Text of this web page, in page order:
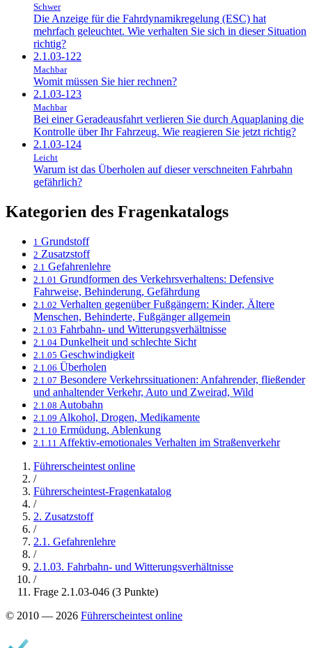
Schwer
Die Anzeige für die Fahrdynamikregelung (ESC) hat
mehrfach geleuchtet. Wie verhalten Sie sich in dieser Situation
richtig?
2.1.03-122
Machbar
Womit müssen Sie hier rechnen?
2.1.03-123
Machbar
Bei einer Geradeausfahrt verlieren Sie durch Aquaplaning die
Kontrolle über Ihr Fahrzeug. Wie reagieren Sie jetzt richtig?
2.1.03-124
Leicht
Warum ist das Überholen auf dieser verschneiten Fahrbahn
gefährlich?
Kategorien des Fragenkatalogs
1 Grundstoff
2 Zusatzstoff
2.1 Gefahrenlehre
2.1.01 Grundformen des Verkehrsverhaltens: Defensive
Fahrweise, Behinderung, Gefährdung
2.1.02 Verhalten gegenüber Fußgängern: Kinder, Ältere
Menschen, Behinderte, Fußgänger allgemein
2.1.03 Fahrbahn- und Witterungsverhältnisse
2.1.04 Dunkelheit und schlechte Sicht
2.1.05 Geschwindigkeit
2.1.06 Überholen
2.1.07 Besondere Verkehrssituationen: Anfahrender, fließender
und anhaltender Verkehr, Auto und Zweirad, Wild
2.1.08 Autobahn
2.1.09 Alkohol, Drogen, Medikamente
2.1.10 Ermüdung, Ablenkung
2.1.11 Affektiv-emotionales Verhalten im Straßenverkehr
Führerscheintest online
/
Führerscheintest-Fragenkatalog
/
2. Zusatzstoff
/
2.1. Gefahrenlehre
/
2.1.03. Fahrbahn- und Witterungsverhältnisse
/
Frage 2.1.03-046 (3 Punkte)
© 2010 — 2026 Führerscheintest online